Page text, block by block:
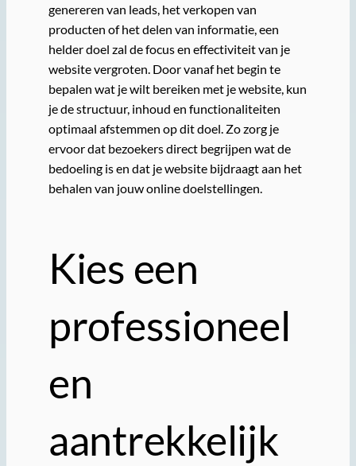
genereren van leads, het verkopen van
producten of het delen van informatie, een
helder doel zal de focus en effectiviteit van je
website vergroten. Door vanaf het begin te
bepalen wat je wilt bereiken met je website, kun
je de structuur, inhoud en functionaliteiten
optimaal afstemmen op dit doel. Zo zorg je
ervoor dat bezoekers direct begrijpen wat de
bedoeling is en dat je website bijdraagt aan het
behalen van jouw online doelstellingen.
Kies een
professioneel
en
aantrekkelijk